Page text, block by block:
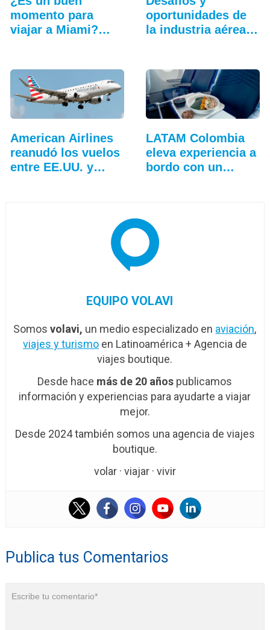
momento para
viajar a Miami?
oportunidades de
la industria aérea
American Airlines
reanudó los vuelos
entre EE.UU. y…
LATAM Colombia
eleva experiencia a
bordo con un…
EQUIPO VOLAVI
Somosvolavi, un medio especializado en aviación,
viajes y turismoen Latinoamérica + Agencia de
viajes boutique.
Desde hace más de 20 años publicamos
información y experiencias para ayudarte a viajar
mejor.
Desde 2024 también somos una agencia de viajes
boutique.
volar · viajar · vivir
Publica tus Comentarios